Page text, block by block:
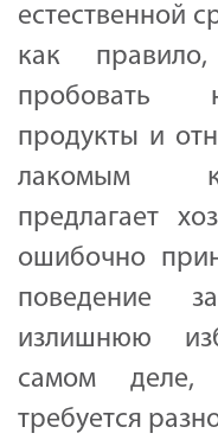
естественной
как
пробовать
продукты и
лакомым
предлагает
ошибочно
поведение
излишнюю
самом
требуется